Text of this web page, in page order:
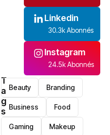
Linkedin
30.3k Abonnés
Instagram
24.5k Abonnés
T
a
g
s
Beauty Branding
Business Food
Gaming Makeup